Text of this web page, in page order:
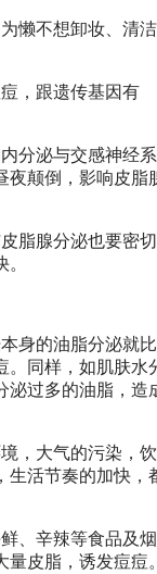
懒不想卸妆、清洁
，跟遗传基因有
分泌与交感神经系
夜颠倒，影响皮脂
脂腺分泌也要密切
身的油脂分泌就比
。同样，如肌肤水
泌过多的油脂，造
，大气的污染，饮
生活节奏的加快，
、辛辣等食品及烟
量皮脂，诱发痘痘